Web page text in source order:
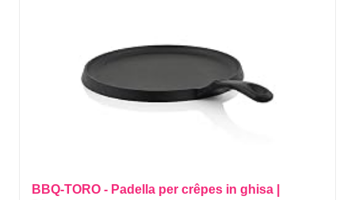
BBQ-TORO - Padella per crêpes in ghisa |